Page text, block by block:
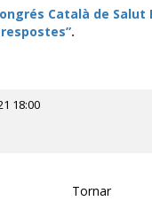
Català de
.
18:00
Tornar